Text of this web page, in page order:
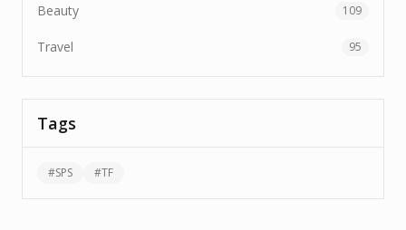
Beauty 109
Travel 95
Tags
#SPS #TF